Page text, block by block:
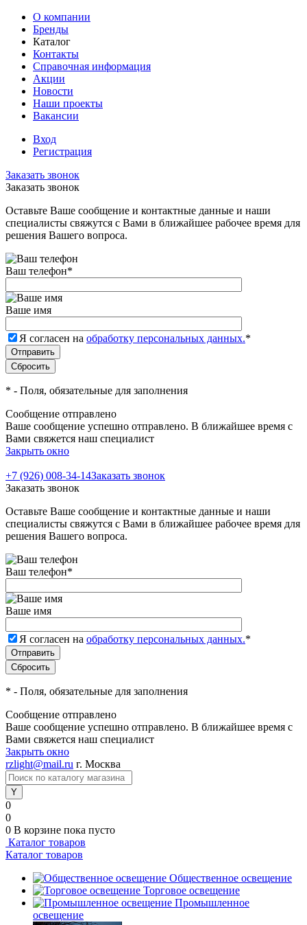
О компании
Бренды
Каталог
Контакты
Справочная информация
Акции
Новости
Наши проекты
Вакансии
Вход
Регистрация
Заказать звонок
Заказать звонок
Оставьте Ваше сообщение и контактные данные и наши
специалисты свяжутся с Вами в ближайшее рабочее время для
решения Вашего вопроса.
Ваш телефон*
Ваше имя
Я согласен на обработку персональных данных.*
* - Поля, обязательные для заполнения
Сообщение отправлено
Ваше сообщение успешно отправлено. В ближайшее время с
Вами свяжется наш специалист
Закрыть окно
+7 (926) 008-34-14Заказать звонок
Заказать звонок
Оставьте Ваше сообщение и контактные данные и наши
специалисты свяжутся с Вами в ближайшее рабочее время для
решения Вашего вопроса.
Ваш телефон*
Ваше имя
Я согласен на обработку персональных данных.*
* - Поля, обязательные для заполнения
Сообщение отправлено
Ваше сообщение успешно отправлено. В ближайшее время с
Вами свяжется наш специалист
Закрыть окно
rzlight@mail.ru г. Москва
0
0
0 В корзине пока пусто
Каталог товаров
Каталог товаров
Общественное освещение
Торговое освещение
Промышленное
освещение